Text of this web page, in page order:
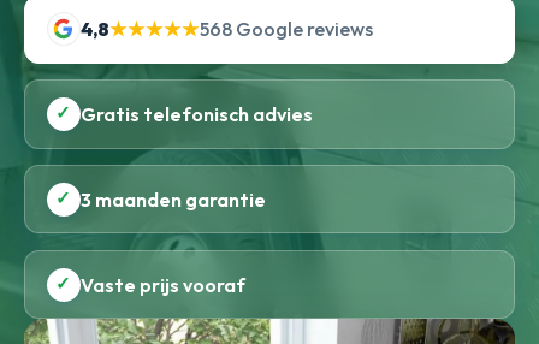
4,8★★★★★568 Google reviews
✓ Gratis telefonisch advies
✓ 3 maanden garantie
✓ Vaste prijs vooraf